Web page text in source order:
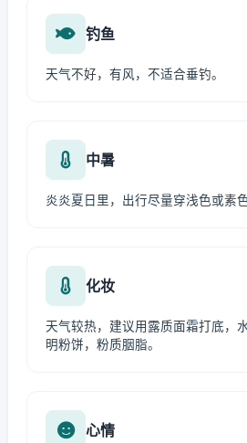
钓鱼
天气不好，有风，不适合垂钓。
中暑
炎炎夏日里，出行尽量穿浅色或素色
化妆
天气较热，建议用露质面霜打底，
明粉饼，粉质胭脂。
心情